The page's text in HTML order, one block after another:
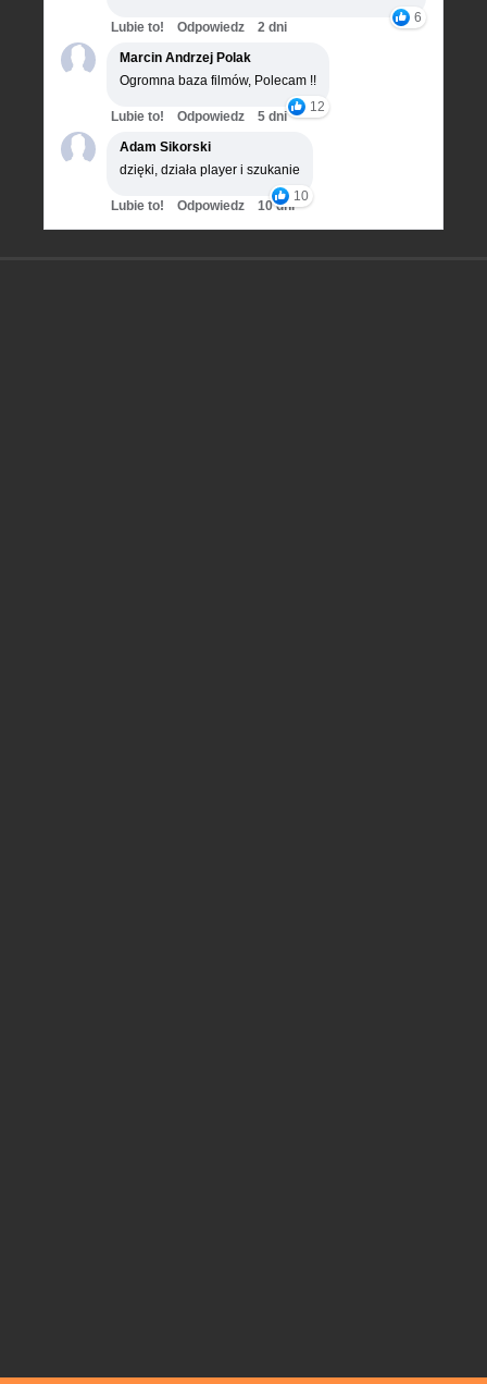
6
Lubie to! Odpowiedz
2 dni
Marcin Andrzej Polak
Ogromna baza filmów, Polecam !!
12
Lubie to! Odpowiedz
5 dni
Adam Sikorski
dzięki, działa player i szukanie
10
Lubie to! Odpowiedz 10 dni